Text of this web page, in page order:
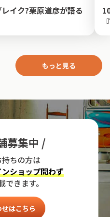
イク?栗原道彦が語る
もっと見る
募集中 /
ちの方は
ショップ問わず
できます。
はこちら